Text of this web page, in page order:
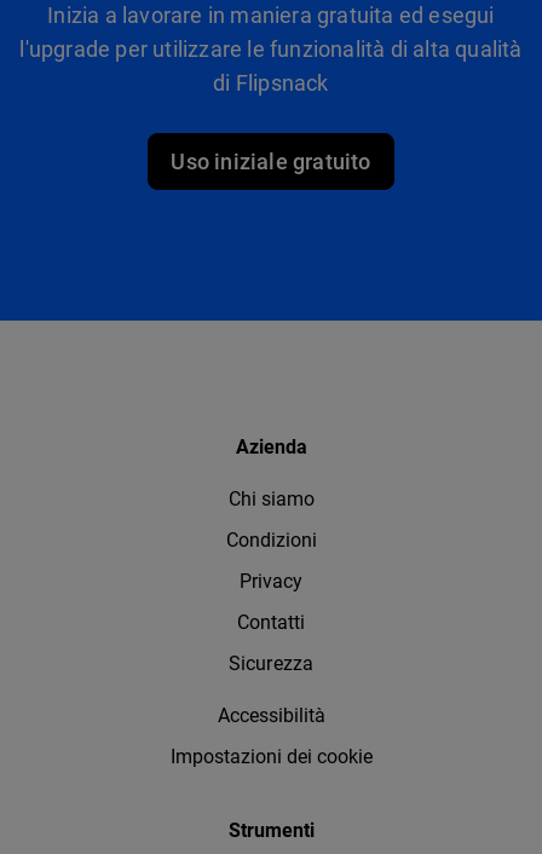
Inizia a lavorare in maniera gratuita ed esegui
l'upgrade per utilizzare le funzionalità di alta qualità
di Flipsnack
Uso iniziale gratuito
Azienda
Chi siamo
Condizioni
Privacy
Contatti
Sicurezza
Accessibilità
Impostazioni dei cookie
Strumenti